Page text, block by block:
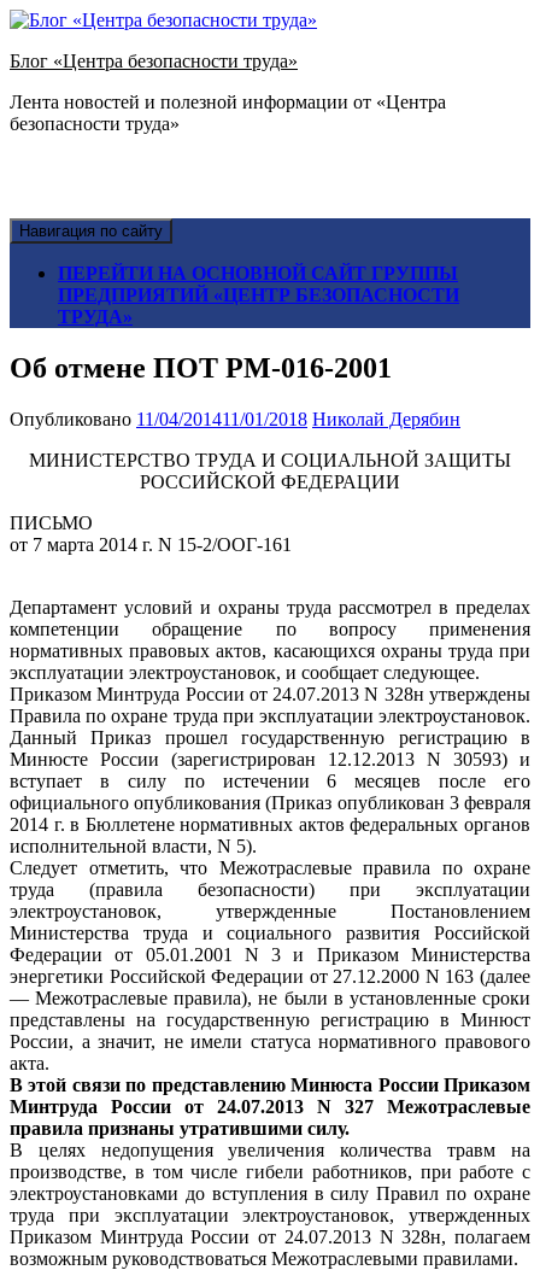
Блог «Центра безопасности труда»
Лента новостей и полезной информации от «Центра
безопасности труда»
Навигация по сайту
ПЕРЕЙТИ НА ОСНОВНОЙ САЙТ ГРУППЫ
ПРЕДПРИЯТИЙ «ЦЕНТР БЕЗОПАСНОСТИ
ТРУДА»
Об отмене ПОТ РМ-016-2001
Опубликовано 11/04/201411/01/2018 Николай Дерябин
МИНИСТЕРСТВО ТРУДА И СОЦИАЛЬНОЙ ЗАЩИТЫ
РОССИЙСКОЙ ФЕДЕРАЦИИ
ПИСЬМО
от 7 марта 2014 г. N 15-2/ООГ-161
Департамент условий и охраны труда рассмотрел в пределах
компетенции обращение по вопросу применения
нормативных правовых актов, касающихся охраны труда при
эксплуатации электроустановок, и сообщает следующее.
Приказом Минтруда России от 24.07.2013 N 328н утверждены
Правила по охране труда при эксплуатации электроустановок.
Данный Приказ прошел государственную регистрацию в
Минюсте России (зарегистрирован 12.12.2013 N 30593) и
вступает в силу по истечении 6 месяцев после его
официального опубликования (Приказ опубликован 3 февраля
2014 г. в Бюллетене нормативных актов федеральных органов
исполнительной власти, N 5).
Следует отметить, что Межотраслевые правила по охране
труда (правила безопасности) при эксплуатации
электроустановок, утвержденные Постановлением
Министерства труда и социального развития Российской
Федерации от 05.01.2001 N 3 и Приказом Министерства
энергетики Российской Федерации от 27.12.2000 N 163 (далее
— Межотраслевые правила), не были в установленные сроки
представлены на государственную регистрацию в Минюст
России, а значит, не имели статуса нормативного правового
акта.
В этой связи по представлению Минюста России Приказом
Минтруда России от 24.07.2013 N 327 Межотраслевые
правила признаны утратившими силу.
В целях недопущения увеличения количества травм на
производстве, в том числе гибели работников, при работе с
электроустановками до вступления в силу Правил по охране
труда при эксплуатации электроустановок, утвержденных
Приказом Минтруда России от 24.07.2013 N 328н, полагаем
возможным руководствоваться Межотраслевыми правилами.